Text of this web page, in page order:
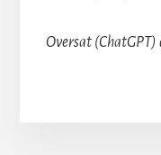
Oversat (ChatGPT)